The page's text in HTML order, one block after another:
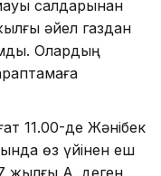
салдарынан
әйел газдан
Олардың
11.00-де Жәнібек
өз үйінен еш
жылғы А. деген